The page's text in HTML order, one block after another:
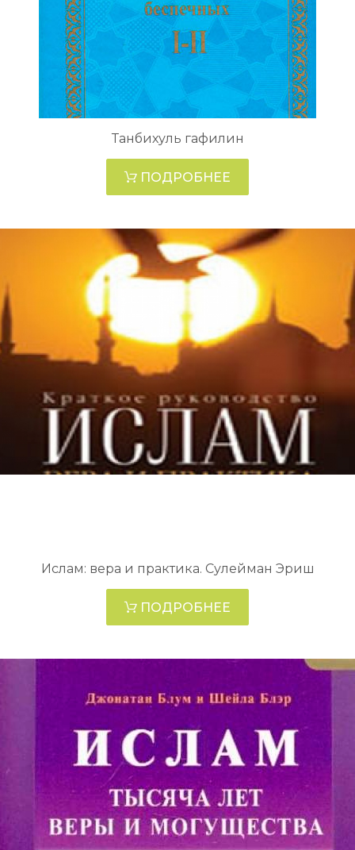
Танбихуль гафилин
ПОДРОБНЕЕ
Ислам: вера и практика. Сулейман Эриш
ПОДРОБНЕЕ